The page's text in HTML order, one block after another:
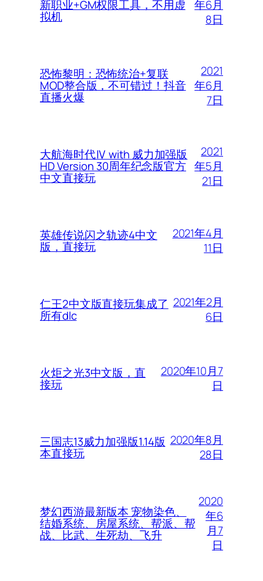
新职业+GM权限工具，不用虚
拟机
年6月
8日
恐怖黎明：恐怖统治+复联
MOD整合版，不可错过！抖音
直播火爆
2021
年6月
7日
大航海时代Ⅳ with 威力加强版
HD Version 30周年纪念版官方
中文直接玩
2021
年5月
21日
英雄传说闪之轨迹4中文
版，直接玩
2021年4月
11日
仁王2中文版直接玩集成了
所有dlc
2021年2月
6日
火炬之光3中文版，直
接玩
2020年10月7
日
三国志13威力加强版1.14版
本直接玩
2020年8月
28日
梦幻西游最新版本 宠物染色、
结婚系统、房屋系统、帮派、帮
战、比武、生死劫、飞升
2020
年6
月7
日